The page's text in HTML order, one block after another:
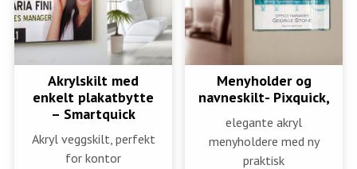
Akrylskilt med
enkelt plakatbytte
– Smartquick
Akryl veggskilt, perfekt
for kontor
Menyholder og
navneskilt- Pixquick,
elegante akryl
menyholdere med ny
praktisk